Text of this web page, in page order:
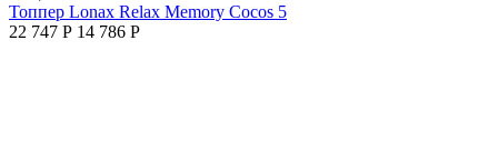
Топпер Lonax Relax Memory Cocos 5
22 747 Р 14 786 Р